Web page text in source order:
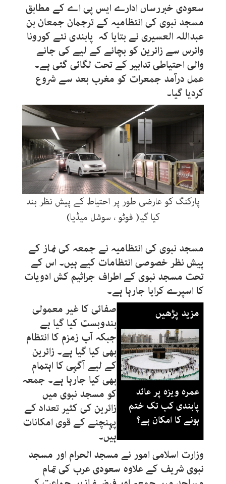
سعودی خبررساں ادارے ایس پی اے کے مطابق
مسجد نبوی کی انتظامیہ کے ترجمان جمعان بن
عبداللہ العسیری نے بتایا کہ پابندی نئے کورونا
وائرس سے زائرین کو بچانے کے لیے کی جانے
والی احتیاطی تدابیر کے تحت لگائی گئی ہے۔
عمل درآمد جمعرات کو مغرب بعد سے شروع
کردیا گیا۔
پارکنگ کو عارضی طور پر احتیاط کے پیش نظر بند
کیا گیا( فوٹو ، سوشل میڈیا)
مسجد نبوی کی انتظامیہ نے جمعہ کی نماز کے
پیش نظر خصوصی انتظامات کیے ہیں۔ اس کے
تحت مسجد نبوی کے اطراف جراثیم کش ادویات
کا اسپرے کرایا جارہا ہے۔
مزید پڑھیں
عمرہ ویزہ پر عائد
پابندی کب تک ختم
ہونے کا امکان ہے؟
صفائی کا غیر معمولی
بندوبست کیا گیا ہے
جبکہ آب زمزم کا انتظام
بھی کیا گیا ہے۔ زائرین
کے لیے آگہی کا اہتمام
بھی کیا جارہا ہے۔ جمعہ
کو مسجد نبوی میں
زائرین کی کثیر تعداد کے
پہنچنے کے قوی امکانات
ہیں۔
وزارت اسلامی امور نے مسجد الحرام اور مسجد
نبوی شریف کے علاوہ سعودی عرب کی تمام